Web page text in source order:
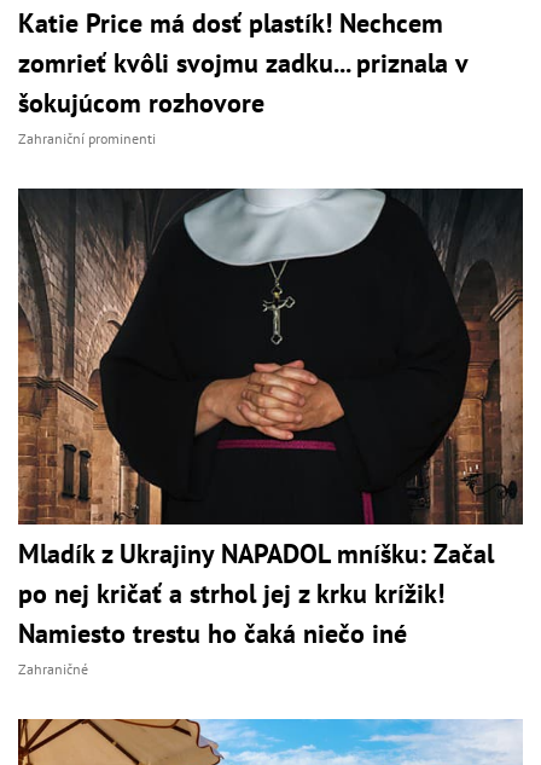
Katie Price má dosť plastík! Nechcem
zomrieť kvôli svojmu zadku... priznala v
šokujúcom rozhovore
Zahraniční prominenti
Mladík z Ukrajiny NAPADOL mníšku: Začal
po nej kričať a strhol jej z krku krížik!
Namiesto trestu ho čaká niečo iné
Zahraničné